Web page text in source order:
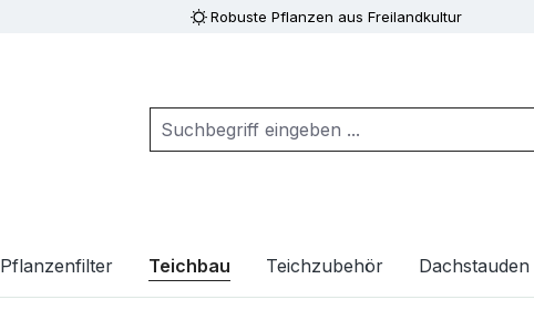
Robuste Pflanzen aus Freilandkultur
Pflanzenfilter Teichbau Teichzubehör Dachstauden